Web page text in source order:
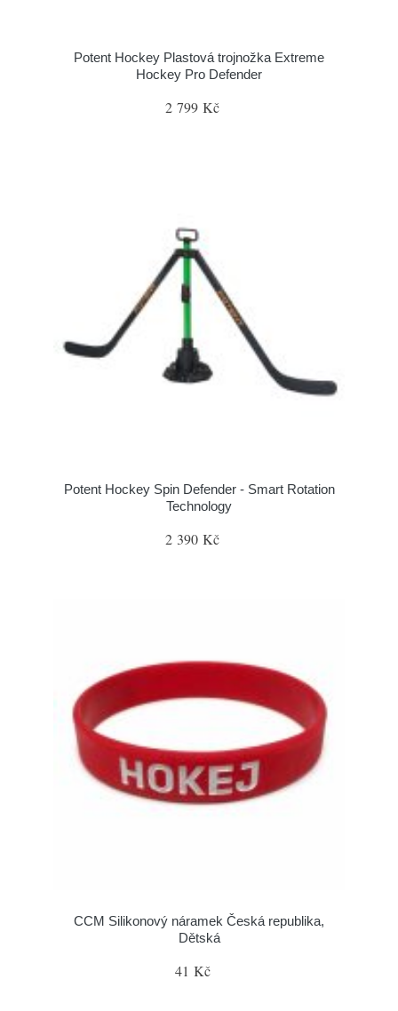
Potent Hockey Plastová trojnožka Extreme
Hockey Pro Defender
2 799 Kč
Potent Hockey Spin Defender - Smart Rotation
Technology
2 390 Kč
CCM Silikonový náramek Česká republika,
Dětská
41 Kč